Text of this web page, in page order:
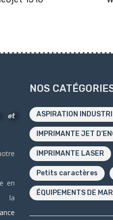
et
en
la
NOS
ASPIRATION
IMPRIMANTE JET
IMPRIMANTE LASER
Petits caractères
ÉQUIPEMENTS DE